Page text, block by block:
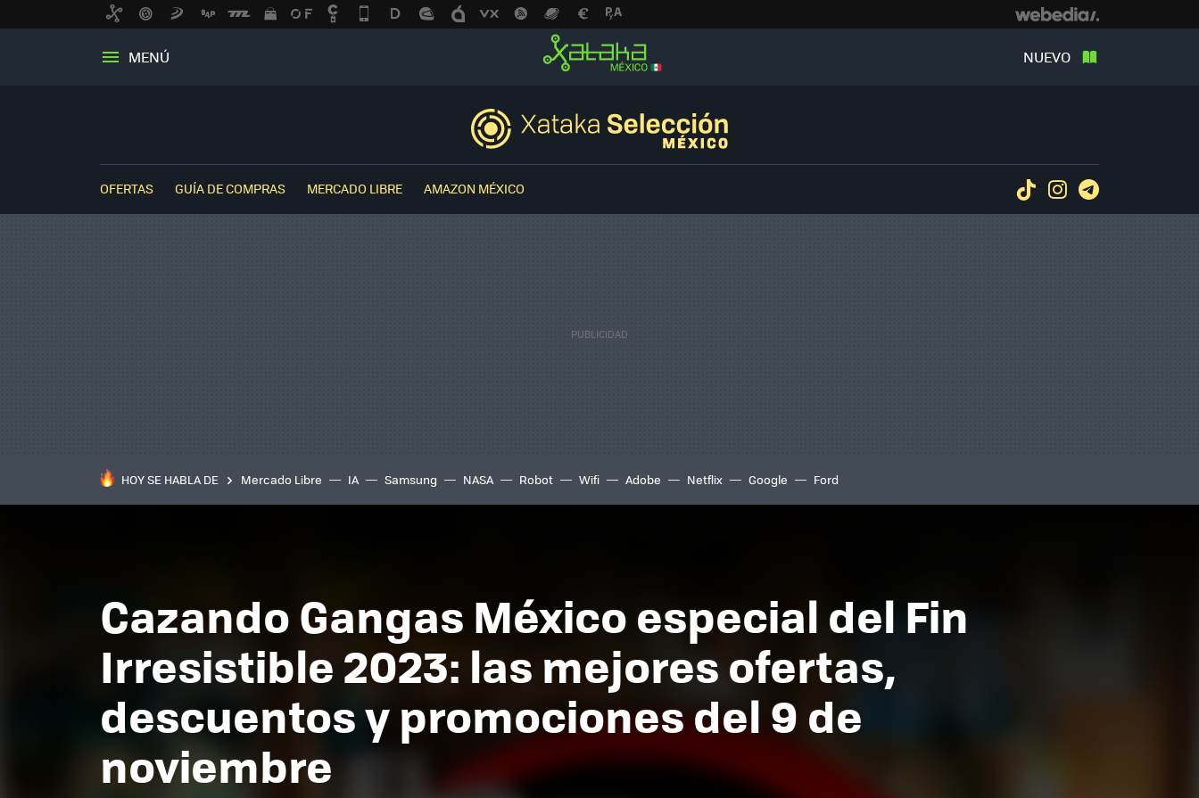
MENÚ NUEVO
OFERTAS GUÍA DE COMPRAS MERCADO LIBRE AMAZON MÉXICO TiktokInstagram
HOY SE HABLA DE Mercado Libre IA Samsung NASA Robot Wifi Adobe Netflix Google Ford
Cazando Gangas México especial del Fin
Irresistible 2023: las mejores ofertas,
descuentos y promociones del 9 de
noviembre